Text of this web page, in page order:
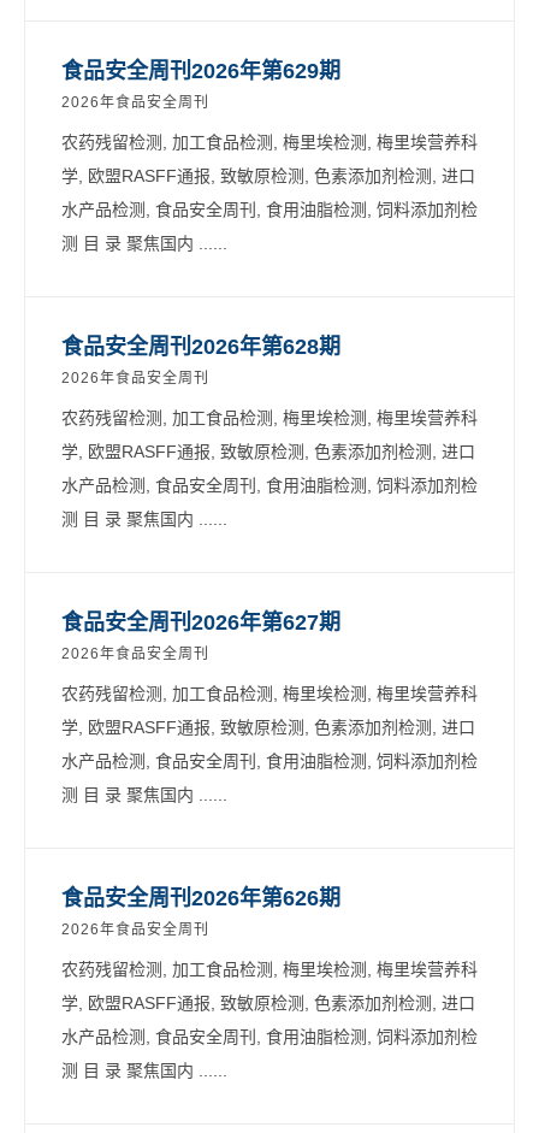
食品安全周刊2026年第629期
2026年食品安全周刊
农药残留检测, 加工食品检测, 梅里埃检测, 梅里埃营养科
学, 欧盟RASFF通报, 致敏原检测, 色素添加剂检测, 进口
水产品检测, 食品安全周刊, 食用油脂检测, 饲料添加剂检
测 目 录 聚焦国内 ......
食品安全周刊2026年第628期
2026年食品安全周刊
农药残留检测, 加工食品检测, 梅里埃检测, 梅里埃营养科
学, 欧盟RASFF通报, 致敏原检测, 色素添加剂检测, 进口
水产品检测, 食品安全周刊, 食用油脂检测, 饲料添加剂检
测 目 录 聚焦国内 ......
食品安全周刊2026年第627期
2026年食品安全周刊
农药残留检测, 加工食品检测, 梅里埃检测, 梅里埃营养科
学, 欧盟RASFF通报, 致敏原检测, 色素添加剂检测, 进口
水产品检测, 食品安全周刊, 食用油脂检测, 饲料添加剂检
测 目 录 聚焦国内 ......
食品安全周刊2026年第626期
2026年食品安全周刊
农药残留检测, 加工食品检测, 梅里埃检测, 梅里埃营养科
学, 欧盟RASFF通报, 致敏原检测, 色素添加剂检测, 进口
水产品检测, 食品安全周刊, 食用油脂检测, 饲料添加剂检
测 目 录 聚焦国内 ......